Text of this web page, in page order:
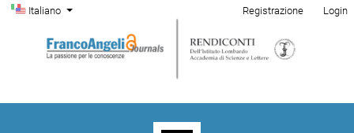
Salta al menu principale di navigazione
Salta al contenuto principale
Salta al piè di pagina del sito
Cambia la lingua. La lingua corrente è:
Italiano
Menu di amministrazione
Registrazione Login